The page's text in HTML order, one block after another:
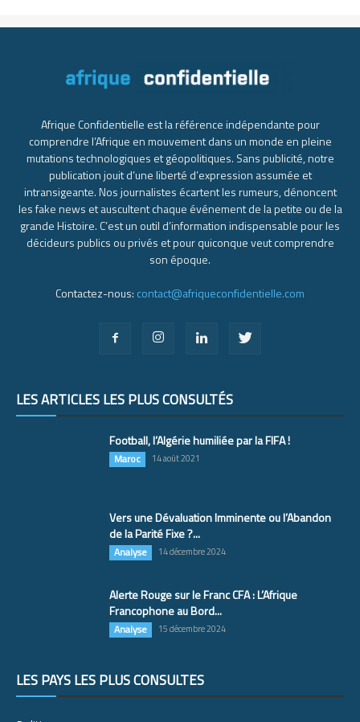
Afrique Confidentielle est la référence indépendante pour
comprendre l’Afrique en mouvement dans un monde en pleine
mutations technologiques et géopolitiques. Sans publicité, notre
publication jouit d’une liberté d’expression assumée et
intransigeante. Nos journalistes écartent les rumeurs, dénoncent
les fake news et auscultent chaque événement de la petite ou de la
grande Histoire. C’est un outil d’information indispensable pour les
décideurs publics ou privés et pour quiconque veut comprendre
son époque.
Contactez-nous: contact@afriqueconfidentielle.com
LES ARTICLES LES PLUS CONSULTÉS
Football, l’Algérie humiliée par la FIFA !
Maroc 14 août 2021
Vers une Dévaluation Imminente ou l’Abandon
de la Parité Fixe ?...
Analyse 14 décembre 2024
Alerte Rouge sur le Franc CFA : L’Afrique
Francophone au Bord...
Analyse 15 décembre 2024
LES PAYS LES PLUS CONSULTÉS